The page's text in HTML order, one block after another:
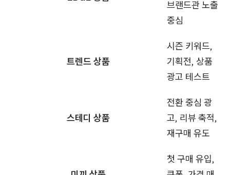
브랜드관 노출
중심
트렌드 상품
시즌 키워드,
기획전, 상품
광고 테스트
스테디 상품
전환 중심 광
고, 리뷰 축적,
재구매 유도
첫 구매 유입,